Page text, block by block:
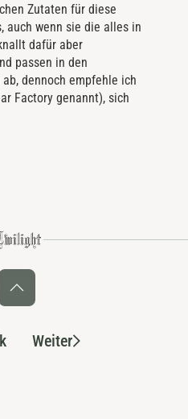
Zutaten für diese
auch wenn sie die alles in
dafür aber
passen in den
dennoch empfehle ich
Factory genannt), sich
Weiter